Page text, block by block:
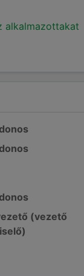
alkalmazottakat
(vezető